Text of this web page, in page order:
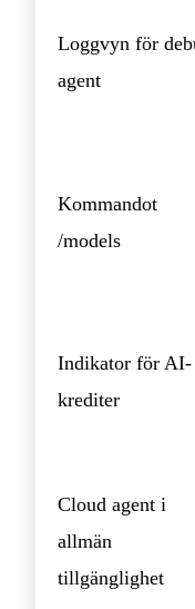
Loggvyn för
agent
Kommandot
/models
Indikator för AI-
krediter
Cloud agent i
allmän
tillgänglighet